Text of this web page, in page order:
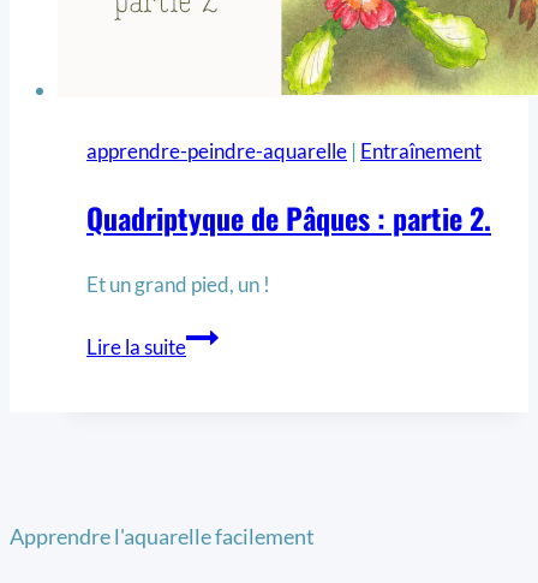
apprendre-peindre-aquarelle | Entraînement
Quadriptyque de Pâques : partie 2.
Et un grand pied, un !
Lire la suite
Apprendre l'aquarelle facilement